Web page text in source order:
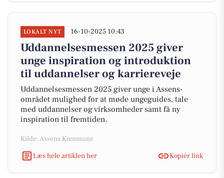
LOKALT NYT 16-10-2025 10:43
Uddannelsesmessen 2025 giver
unge inspiration og introduktion
til uddannelser og karriereveje
Uddannelsesmessen 2025 giver unge i Assens-
området mulighed for at møde ungeguides, tale
med uddannelser og virksomheder samt få ny
inspiration til fremtiden.
Kilde: Assens Kommune
Læs hele artiklen her
Kopiér link